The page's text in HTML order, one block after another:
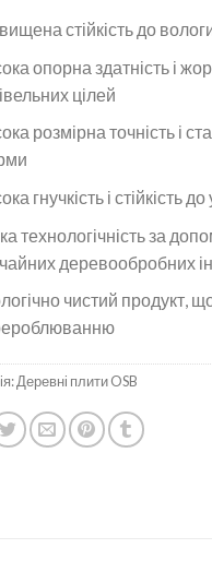
стійкість до
опорна здатність і
цілей
розмірна точність і
гнучкість і стійкість до
технологічність за
деревообробних
чистий продукт,
Деревні плити OSB